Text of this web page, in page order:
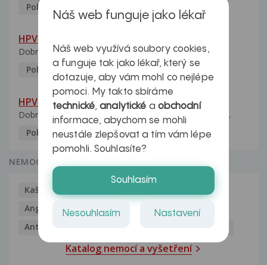
Pohlavní nemoci
HPV pozitivní manželka
Dobrý den, manželka po xx letech přivezla z Východu...
Pohlavní nemoci
5.10.2023
HPV typ 52 u partnerky
Dobrý deň prajem. Prosím Vás ako sa dá vyliečiť vírus...
Pohlavní nemoci
5.10.2023
NEMOCI
Kašel
Analgetika
Angína
Antibiotika
Antidepresiva
Antihistaminika
Katalog nemocí a vyšetření
Náš web funguje jako lékař
Náš web využívá soubory cookies,
a funguje tak jako lékař, který se
dotazuje, aby vám mohl co nejlépe
pomoci. My takto sbíráme
technické,analytické a obchodní
informace, abychom se mohli
neustále zlepšovat a tím vám lépe
pomohli. Souhlasíte?
Souhlasím
Nesouhlasím Nastavení